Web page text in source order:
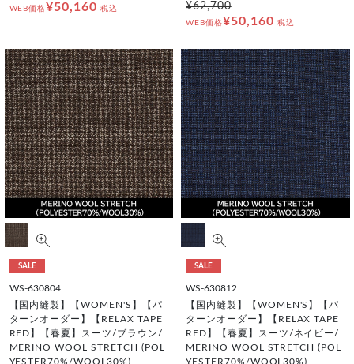
WEB価格¥50,160 税込 ¥62,700
WEB価格¥50,160 税込
SALE
WS-630804
【国内縫製】【WOMEN'S】【パ
ターンオーダー】【RELAX TAPE
RED】【春夏】スーツ/ブラウン/
MERINO WOOL STRETCH (POL
YESTER70%/WOOL30%)
SALE
WS-630812
【国内縫製】【WOMEN'S】【パ
ターンオーダー】【RELAX TAPE
RED】【春夏】スーツ/ネイビー/
MERINO WOOL STRETCH (POL
YESTER70%/WOOL30%)